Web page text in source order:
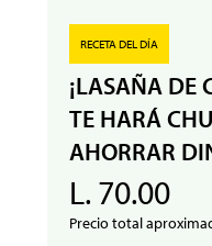
RECETA DEL DÍA
¡LASAÑA DE
TE HARÁ
AHORRAR
L. 70.00
Precio total